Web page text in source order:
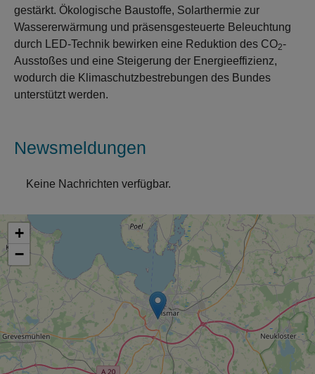
gestärkt. Ökologische Baustoffe, Solarthermie zur
Wassererwärmung und präsensgesteuerte Beleuchtung
durch LED-Technik bewirken eine Reduktion des CO2-
Ausstoßes und eine Steigerung der Energieeffizienz,
wodurch die Klimaschutzbestrebungen des Bundes
unterstützt werden.
Newsmeldungen
Keine Nachrichten verfügbar.
+
−